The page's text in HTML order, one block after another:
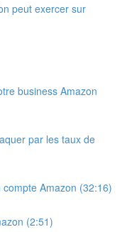
peut exercer sur
business Amazon
par les taux de
Amazon (32:16)
(2:51)